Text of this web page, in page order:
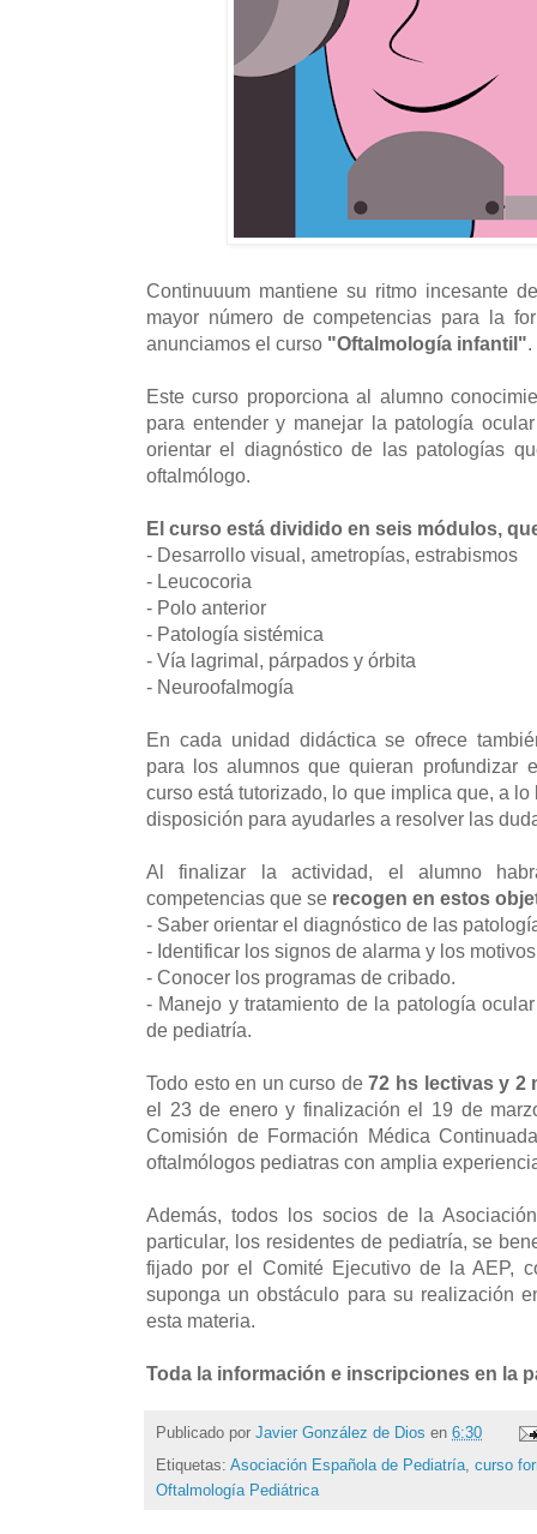
Continuuum mantiene su ritmo incesante
mayor número de competencias para la
anunciamos el curso "Oftalmología infantil".
Este curso proporciona al alumno
para entender y manejar la patología
orientar el diagnóstico de las patologías
oftalmólogo.
El curso está dividido en seis módulos,
- Desarrollo visual, ametropías, estrabismos
- Leucocoria
- Polo anterior
- Patología sistémica
- Vía lagrimal, párpados y órbita
- Neuroofalmogía
En cada unidad didáctica se ofrece
para los alumnos que quieran profundizar
curso está tutorizado, lo que implica que, a
disposición para ayudarles a resolver las
Al finalizar la actividad, el alumno
competencias que se recogen en estos
- Saber orientar el diagnóstico de las
- Identificar los signos de alarma y los
- Conocer los programas de cribado.
- Manejo y tratamiento de la patología
de pediatría.
Todo esto en un curso de72 hs lectivas y 2
el 23 de enero y finalización el 19 de
Comisión de Formación Médica
oftalmólogos pediatras con amplia
Además, todos los socios de la
particular, los residentes de pediatría, se
fijado por el Comité Ejecutivo de la AEP,
suponga un obstáculo para su realización
esta materia.
Toda la información e inscripciones en la
Publicado por Javier González de Dios en 6:30
Etiquetas: Asociación Española de Pediatría, curso
Oftalmología Pediátrica